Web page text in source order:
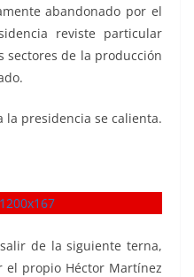
abandonado por el
reviste particular
sectores de la producción
la presidencia se calienta.
de la siguiente terna,
el propio Héctor Martínez